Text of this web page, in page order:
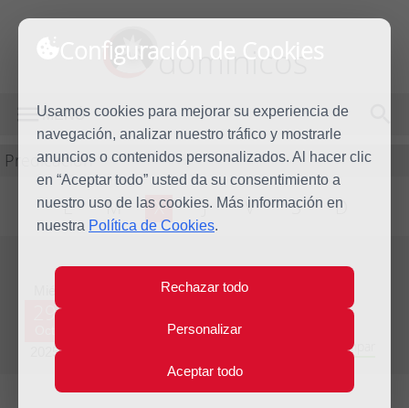
Configuración de Cookies
Usamos cookies para mejorar su experiencia de
navegación, analizar nuestro tráfico y mostrarle
anuncios o contenidos personalizados. Al hacer clic
en “Aceptar todo” usted da su consentimiento a
nuestro uso de las cookies. Más información en
nuestra Política de Cookies.
Rechazar todo
Personalizar
Aceptar todo
dominicos
MENÚ
Predicación
L M X J V S D
29
2025
Evangelio del día
Trigésima semana del Tiempo Ordinario - Año Impar